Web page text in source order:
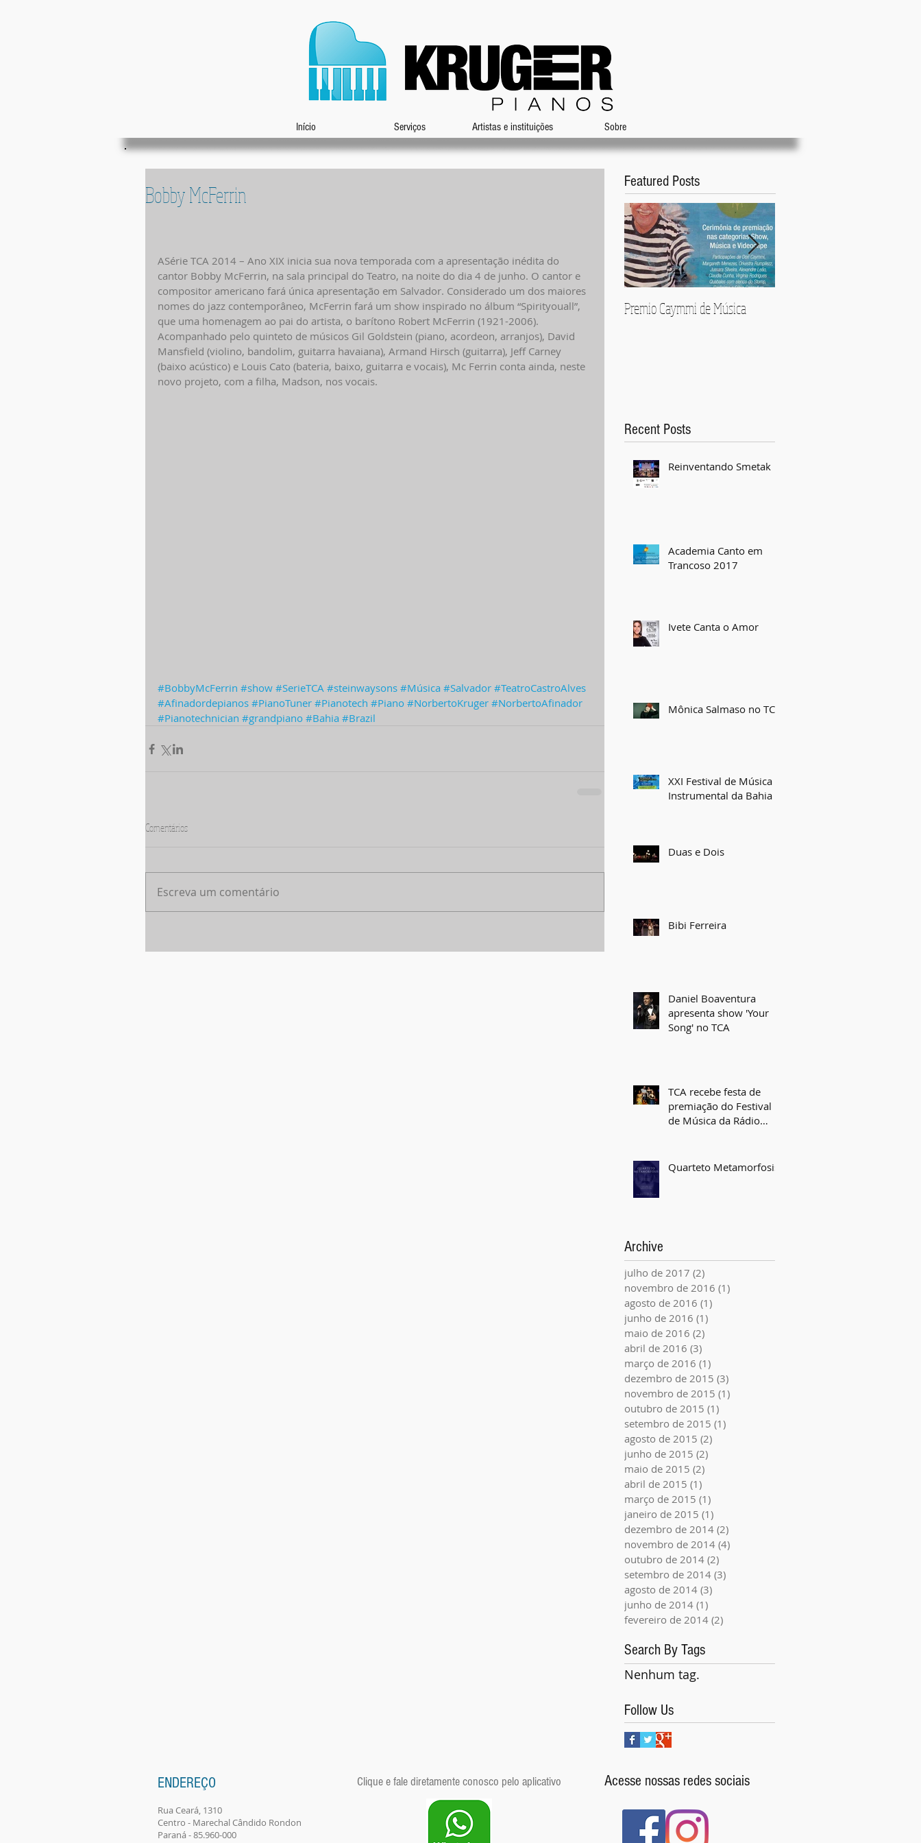
Início Serviços Artistas e instituições Sobre
Bobby McFerrin
ASérie TCA 2014 – Ano XIX inicia sua nova temporada com a apresentação inédita do
cantor Bobby McFerrin, na sala principal do Teatro, na noite do dia 4 de junho. O cantor e
compositor americano fará única apresentação em Salvador. Considerado um dos maiores
nomes do jazz contemporâneo, McFerrin fará um show inspirado no álbum “Spirityouall”,
que uma homenagem ao pai do artista, o barítono Robert McFerrin (1921-2006).
Acompanhado pelo quinteto de músicos Gil Goldstein (piano, acordeon, arranjos), David
Mansfield (violino, bandolim, guitarra havaiana), Armand Hirsch (guitarra), Jeff Carney
(baixo acústico) e Louis Cato (bateria, baixo, guitarra e vocais), Mc Ferrin conta ainda, neste
novo projeto, com a filha, Madson, nos vocais.
#BobbyMcFerrin #show #SerieTCA #steinwaysons #Música #Salvador #TeatroCastroAlves
#Afinadordepianos #PianoTuner #Pianotech #Piano #NorbertoKruger #NorbertoAfinador
#Pianotechnician #grandpiano #Bahia #Brazil
Comentários
Escreva um comentário
Featured Posts
Premio Caymmi de Música
Recent Posts
Reinventando Smetak
Academia Canto em
Trancoso 2017
Ivete Canta o Amor
Mônica Salmaso no TCA
XXI Festival de Música
Instrumental da Bahia
Duas e Dois
Bibi Ferreira
Daniel Boaventura
apresenta show 'Your
Song' no TCA
TCA recebe festa de
premiação do Festival
de Música da Rádio
Quarteto Metamorfosis
Archive
julho de 2017 (2)
novembro de 2016 (1)
agosto de 2016 (1)
junho de 2016 (1)
maio de 2016 (2)
abril de 2016 (3)
março de 2016 (1)
dezembro de 2015 (3)
novembro de 2015 (1)
outubro de 2015 (1)
setembro de 2015 (1)
agosto de 2015 (2)
junho de 2015 (2)
maio de 2015 (2)
abril de 2015 (1)
março de 2015 (1)
janeiro de 2015 (1)
dezembro de 2014 (2)
novembro de 2014 (4)
outubro de 2014 (2)
setembro de 2014 (3)
agosto de 2014 (3)
junho de 2014 (1)
fevereiro de 2014 (2)
Search By Tags
Nenhum tag.
Follow Us
ENDEREÇO
Rua Ceará, 1310
Centro - Marechal Cândido Rondon
Paraná - 85.960-000
Clique e fale diretamente conosco pelo aplicativo Acesse nossas redes sociais